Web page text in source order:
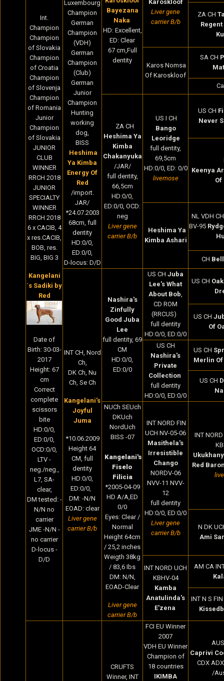
Int.
Champion
Champion
of Slovakia
Champion
of Croatia
Champion
of Slovenja
Champion
of Romania
Junior
Champion
of Slovakia
JUNIOR
CLUB
WINNER
RRCH 2018
JUNIOR
SPECIALTY
WINNER
RRCH 2018
6 x CACIB, 4
x res.CACIB,
BOB, res.
BIG, BIG 3
Kangelani
´s Sadiki by
Red
Date of
Birth:30-03-
2017
Height: 67
cm
Correct
complete
scissors
bite
HD:0/0,
ED:0/0,
OCD:0/0,
LTV -
neg./neg.,
L7, SA-
clear,
DM tested: -
N/N no
carrier
JME -N/N -
no carrier
D-locus -
D/D
Luxembourg
Champion
German
Champion
(VDH)
German
Champion
(Club)
German
Junior
Champion
Hunting
working
dog,
BISS
Heshima
Ya Kimba
Energy Of
Red
/import.
JAR/
*24.07.2003
68cm, full
dentity
HD:0/0,
ED:0/0,
D-locus: D/D
Bayezana
Naka
HD: Excellent,
ED: Clear
67 cm,Full
dentity
Karoskloof
Liver gene
carrier B/b
ZA CH
Karos Nomsa
Of Karoskloof
SA CH
ZA CH
Heshima Ya
Kimba
Chakanyuka
/JAR/
full dentity,
66,5cm
HD:0/0,
ED:0/0, OCD:
neg
Liver gene
carrier B/b
US I CH
Bango
Leoridge
full dentity,
69,5cm
HD:0/0, ED: 0/0
livernose
US CH
Never
Keenya
Of
Heshima Ya
Kimba Ashari
NL VDH
BV-95
CH
INT CH, Nord
Ch,
DK Ch, Nu
Ch, Se Ch
Kangelani's
Joyful
Juma
*10.06.2009
Height 64
CM, full
dentity
HD:0/0,
ED:0/0,
DM: -N/N
EOAD: clear
Liver gene
carrier B/b
Nashira's
Zinfully
Good Juba
Lee
full dentity, 69
CM
HD:0/0,
ED:0/0
US CH Juba
Lee's What
About Bob,
CD ROM
(RRCUS)
full dentity
HD:0/0, ED:0/0
US CH
US CH
Of
US CH
Nashira's
Private
Collection
full dentity
HD:0/0, ED:0/0
US CH
Merlin
US CH
NUCh SEUch
DKUch
NordUch
BISS -07
Kangelani's
Fiselo
Filicia
*2005-04-09
HD A/A,ED
0/0
Eyes: Clear /
Normal
Height 64cm
/ 25,2 inches
Weigth 38kg
/ 83,6 Ibs
DM: N/N,
EOAD-Clear
Liver gene
carrier B/b
INT NORD FIN
UCH NV-05-06
Masithela's
Irresistible
Chango
NORDV-06
NVV-11 NVV-
12
full dentity
HD:0/0, ED:0/0
Liver gene
carrier B/b
INT
Red
N DK
Ami
INT NORD UCH
KBHV-04
Kamba
Anatulinda's
E'zena
AM CA
INT N S
CRUFTS
Winner, INT
FCI EU Winner
2007
VDH EU Winner
Champion of
18 countries
IKIMBA
Caprivi
CDX
/